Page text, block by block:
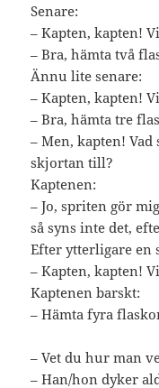
Senare:
– Kapten, kapten!
– Bra, hämta två
Ännu lite senare:
– Kapten, kapten!
– Bra, hämta tre
– Men, kapten!
skjortan till?
Kaptenen:
– Jo, spriten gör
så syns inte det,
Efter ytterligare en
– Kapten, kapten!
Kaptenen barskt:
– Hämta fyra
– Vet du hur man
– Han/hon dyker